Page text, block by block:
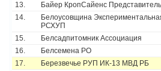
13.
Байер КропСайенс
14.
Белоусовщина
РСХУП
15. Белсадпитомник Ассоциация
16.
Белсемена РО
17.
Березвечье РУП ИК-13 МВД РБ